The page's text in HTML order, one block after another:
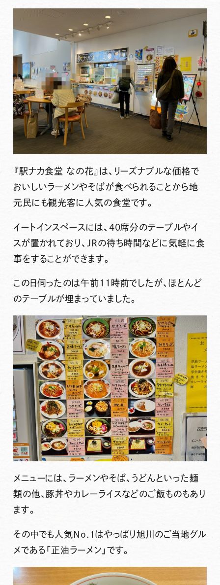
『駅ナカ食堂 なの花』 は、リーズナブルな価格で
おいしいラーメンやそばが食べられることから地
元民にも観光客に人気の食堂です。
イートインスペースには、40席分のテーブルやイ
スが置かれており、JRの待ち時間などに気軽に食
事をすることができます。
この日伺ったのは午前11時前でしたが、ほとんど
のテーブルが埋まっていました。
メニューには、ラーメンやそば、うどんといった麺
類の他、豚丼やカレーライスなどのご飯ものもあり
ます。
その中でも人気No.1はやっぱり旭川のご当地グル
メである 「正油ラーメン」 です。